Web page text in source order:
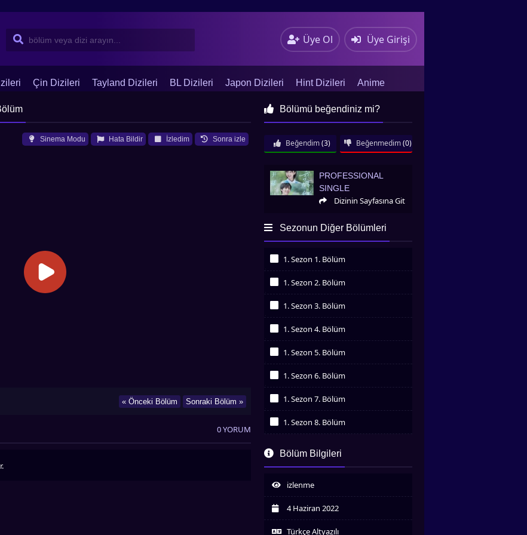
Üye Ol Üye Girişi
Çin Dizileri Tayland Dizileri BL Dizileri Japon Dizileri Hint Dizileri Anime
Sonra izle
İzledim
Hata Bildir
Sinema Modu
Sonraki Bölüm »
« Önceki Bölüm
Bölümü beğendiniz mi?
Beğendim (3) Beğenmedim (0)
Professional Single
PROFESSIONAL
SINGLE
Dizinin Sayfasına Git
Sezonun Diğer Bölümleri
1. Sezon 1. Bölüm
1. Sezon 2. Bölüm
1. Sezon 3. Bölüm
1. Sezon 4. Bölüm
1. Sezon 5. Bölüm
1. Sezon 6. Bölüm
1. Sezon 7. Bölüm
1. Sezon 8. Bölüm
İzledim
İzledim
1. Sezon 10. Bölüm
İzledim
İzledim
Bölüm Bilgileri
izlenme
4 Haziran 2022
Türkçe Altyazılı
0 YORUM